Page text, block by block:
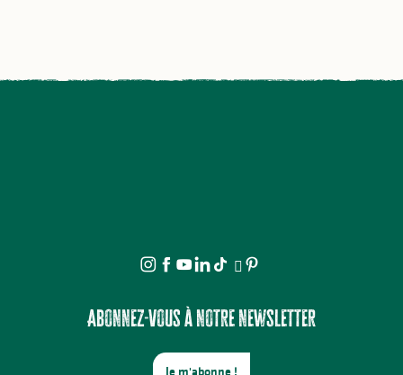
Abonnez-vous à notre newsletter